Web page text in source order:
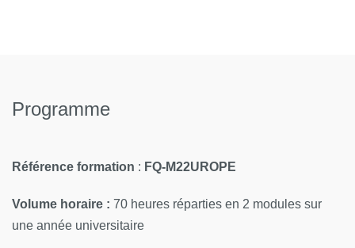
Programme
Référence formation : FQ-M22UROPE
Volume horaire : 70 heures réparties en 2 modules sur
une année universitaire